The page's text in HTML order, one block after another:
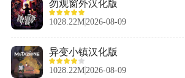
勿观窗外汉化版
1028.22M2026-08-09
异变小镇汉化版
1028.22M2026-08-09